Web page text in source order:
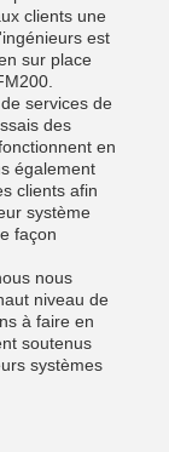
clients une
est
sur place
services de
des
en
également
clients afin
système
façon
nous
niveau de
à faire en
soutenus
systèmes